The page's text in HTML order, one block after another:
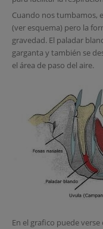
Cuando nos tumbamos,
(ver esquema) pero la
gravedad. El paladar
garganta y también se
el área de paso del aire.
En el grafico puede